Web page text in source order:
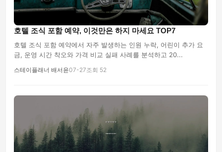
호텔 조식 포함 예약, 이것만은 하지 마세요 TOP7
호텔 조식 포함 예약에서 자주 발생하는 인원 누락, 어린이 추가 요
금, 운영 시간 착오와 가격 비교 실패 사례를 분석하고 20...
스테이플래너 배서윤07-27조회 52